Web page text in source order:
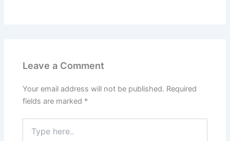
Leave a Comment
Your email address will not be published. Required
fields are marked *
here..